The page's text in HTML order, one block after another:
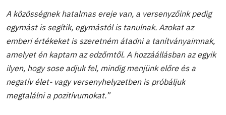
A közösségnek hatalmas ereje van, a versenyzőink pedig
egymást is segítik, egymástól is tanulnak. Azokat az
emberi értékeket is szeretném átadni a tanítványaimnak,
amelyet én kaptam az edzőmtől. A hozzáállásban az egyik
ilyen, hogy sose adjuk fel, mindig menjünk előre és a
negatív élet- vagy versenyhelyzetben is próbáljuk
megtalálni a pozitívumokat.”